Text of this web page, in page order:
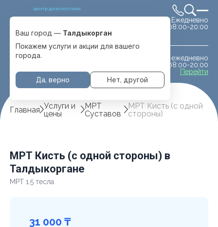
центр диагностики
Выбрать город
с. Отеген батыра
Ежедневно
08:00-20:00
ежедневно
08:00-20:00
Перейти
Ваш город — Талдыкорган
Покажем услуги и акции для вашего
города.
Да, верно Нет, другой
Главная Услуги и
цены
МРТ
Суставов
МРТ Кисть (с одной
стороны)
МРТ Кисть (с одной стороны) в
Талдыкоргане
МРТ 1.5 тесла
31 000 ₸